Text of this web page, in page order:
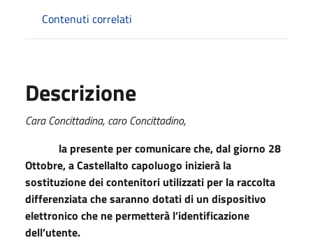
Contenuti correlati
Descrizione
Cara Concittadina, caro Concittadino,
la presente per comunicare che, dal giorno 28
Ottobre, a Castellalto capoluogo inizierà la
sostituzione dei contenitori utilizzati per la raccolta
differenziata che saranno dotati di un dispositivo
elettronico che ne permetterà l’identificazione
dell’utente.